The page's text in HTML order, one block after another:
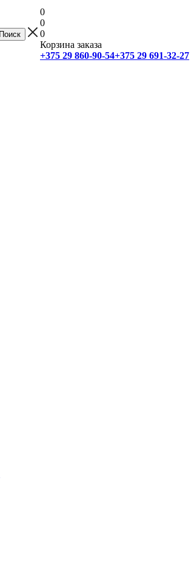
0
0
0
Корзина заказа
+375 29 860-90-54+375 29 691-32-27